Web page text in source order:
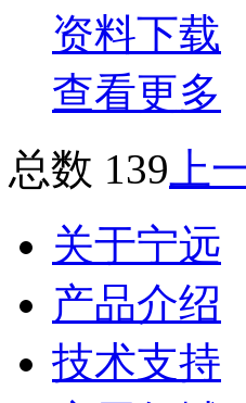
资料下载
查看更多
总数 139 上
关于宁远
产品介绍
技术支持